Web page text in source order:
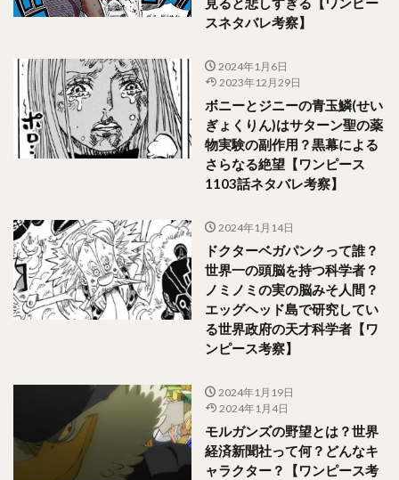
スネタバレ考察】
2024年1月6日
2023年12月29日
ボニーとジニーの青玉鱗(せい
ぎょくりん)はサターン聖の薬
物実験の副作用？黒幕による
さらなる絶望【ワンピース
1103話ネタバレ考察】
2024年1月14日
ドクターベガパンクって誰？
世界一の頭脳を持つ科学者？
ノミノミの実の脳みそ人間？
エッグヘッド島で研究してい
る世界政府の天才科学者【ワ
ンピース考察】
2024年1月19日
2024年1月4日
モルガンズの野望とは？世界
経済新聞社って何？どんなキ
ャラクター？【ワンピース考